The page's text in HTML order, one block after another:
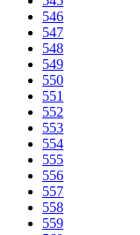
546
547
548
549
550
551
552
553
554
555
556
557
558
559